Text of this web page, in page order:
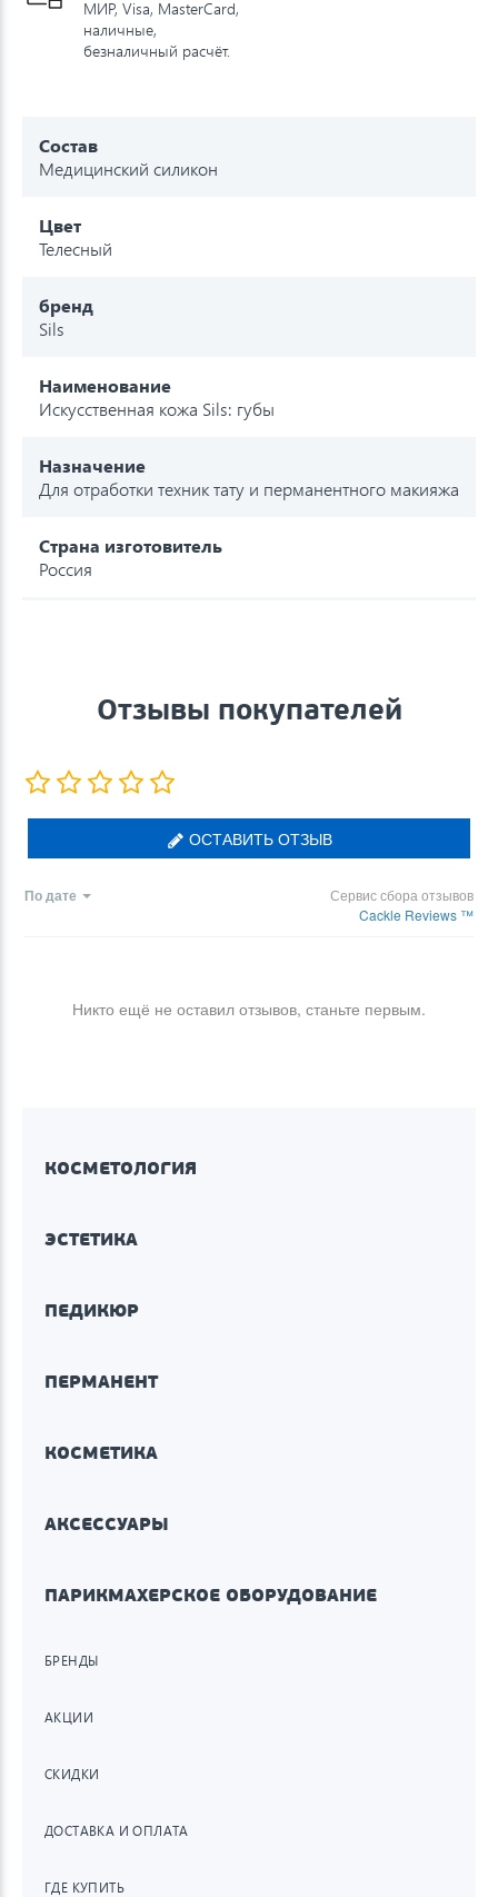
МИР, Visa, MasterCard,
наличные,
безналичный расчёт.
Состав
Медицинский силикон
Цвет
Телесный
бренд
Sils
Наименование
Искусственная кожа Sils: губы
Назначение
Для отработки техник тату и перманентного макияжа
Страна изготовитель
Россия
Отзывы покупателей
ОСТАВИТЬ ОТЗЫВ
По дате
Сервис сбора отзывов
Cackle Reviews ™
Никто ещё не оставил отзывов, станьте первым.
КОСМЕТОЛОГИЯ
ЭСТЕТИКА
ПЕДИКЮР
ПЕРМАНЕНТ
КОСМЕТИКА
АКСЕССУАРЫ
ПАРИКМАХЕРСКОЕ ОБОРУДОВАНИЕ
БРЕНДЫ
АКЦИИ
СКИДКИ
ДОСТАВКА И ОПЛАТА
ГДЕ КУПИТЬ